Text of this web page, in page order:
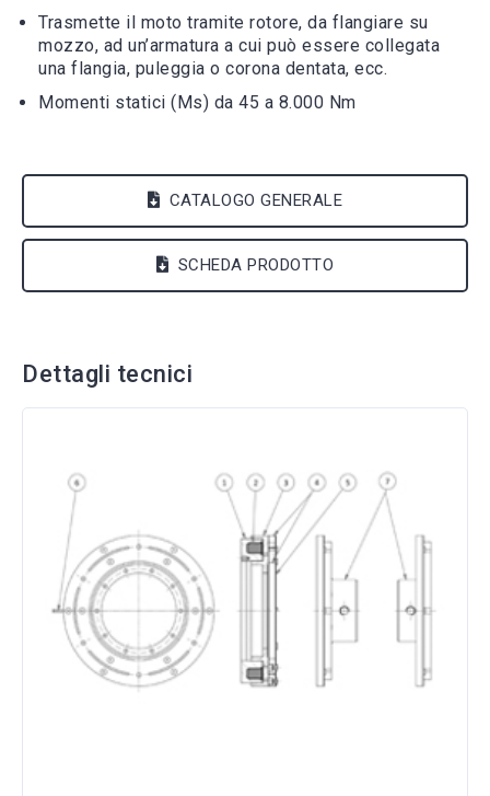
Trasmette il moto tramite rotore, da flangiare su
mozzo, ad un’armatura a cui può essere collegata
una flangia, puleggia o corona dentata, ecc.
Momenti statici (Ms) da 45 a 8.000 Nm
CATALOGO GENERALE
SCHEDA PRODOTTO